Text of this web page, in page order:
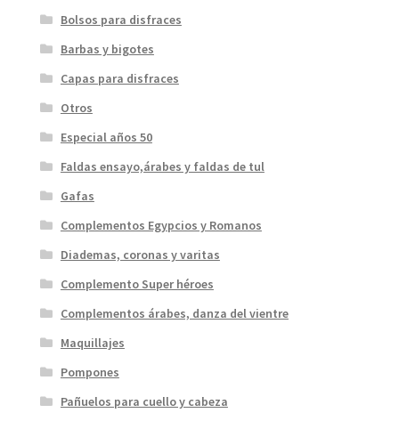
Bolsos para disfraces
Barbas y bigotes
Capas para disfraces
Otros
Especial años 50
Faldas ensayo,árabes y faldas de tul
Gafas
Complementos Egypcios y Romanos
Diademas, coronas y varitas
Complemento Super héroes
Complementos árabes, danza del vientre
Maquillajes
Pompones
Pañuelos para cuello y cabeza